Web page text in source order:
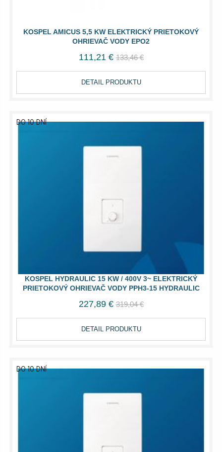
KOSPEL AMICUS 5,5 KW ELEKTRICKÝ PRIETOKOVÝ
OHRIEVAČ VODY EPO2
111,21 € 133,46 €
DETAIL PRODUKTU
KOSPEL HYDRAULIC 15 KW / 400V 3~ ELEKTRICKÝ
PRIETOKOVÝ OHRIEVAČ VODY PPH3-15 HYDRAULIC
DO 10 DNÍ
227,89 € 319,04 €
DETAIL PRODUKTU
DO 10 DNÍ